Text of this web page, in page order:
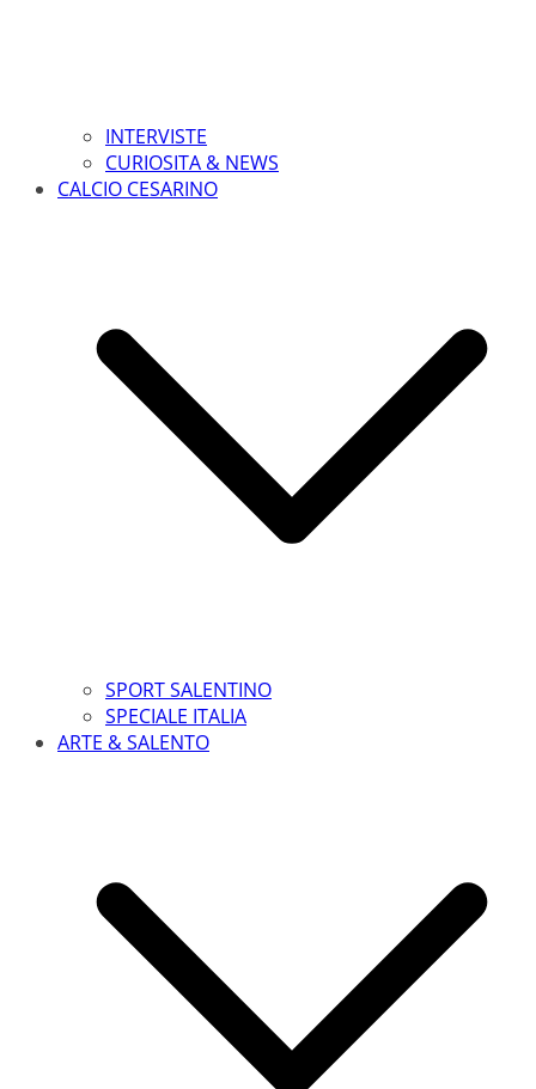
INTERVISTE
CURIOSITA & NEWS
CALCIO CESARINO
SPORT SALENTINO
SPECIALE ITALIA
ARTE & SALENTO